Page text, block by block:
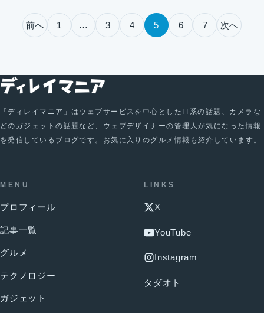
投稿のページ送り
前へ 1 … 3 4 5 6 7 次へ
「ディレイマニア」はウェブサービスを中心としたIT系の話題、カメラな
どのガジェットの話題など、ウェブデザイナーの管理人が気になった情報
を発信しているブログです。お気に入りのグルメ情報も紹介しています。
MENU
プロフィール
記事一覧
グルメ
テクノロジー
ガジェット
LINKS
X
YouTube
Instagram
タダオト